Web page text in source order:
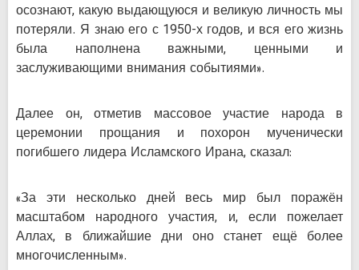
осознают, какую выдающуюся и великую личность мы
потеряли. Я знаю его с 1950-х годов, и вся его жизнь
была наполнена важными, ценными и
заслуживающими внимания событиями».
Далее он, отметив массовое участие народа в
церемонии прощания и похорон мученически
погибшего лидера Исламского Ирана, сказал:
«За эти несколько дней весь мир был поражён
масштабом народного участия, и, если пожелает
Аллах, в ближайшие дни оно станет ещё более
многочисленным».